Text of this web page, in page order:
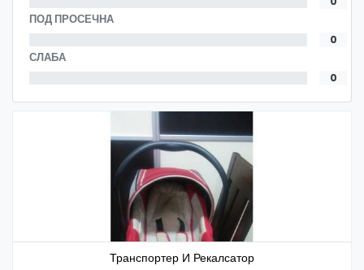
ПОД ПРОСЕЧНА
0
СЛАБА
0
Транспортер И Рекалсатор